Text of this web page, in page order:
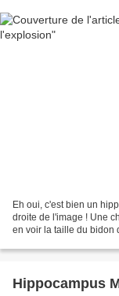
Eh oui, c'est bien un
droite de l'image ! Une
en voir la taille du bidon
Hippocampus